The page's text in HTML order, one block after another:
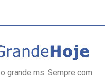
grande ms. Sempre com